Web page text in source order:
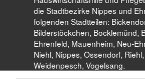
die Stadtbezirke Nippes und
folgenden Stadtteilen:
Bilderstöckchen, Bocklemünd,
Ehrenfeld, Mauenheim, Neu-
Niehl, Nippes, Ossendorf, Riehl,
Weidenpesch, Vogelsang.